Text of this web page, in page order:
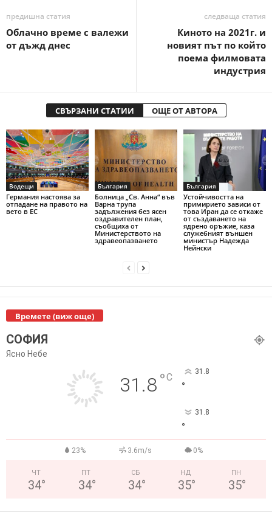
предишна статия
Облачно време с валежи
от дъжд днес
следваща статия
Киното на 2021г. и
новият път по който
поема филмовата
индустрия
СВЪРЗАНИ СТАТИИ ОЩЕ ОТ АВТОРА
Водещи
Германия настоява за
отпадане на правото на
вето в ЕС
България
Болница „Св. Анна“ във
Варна трупа
задължения без ясен
оздравителен план,
съобщиха от
Министерството на
здравеопазването
България
Устойчивостта на
примирието зависи от
това Иран да се откаже
от създаването на
ядрено оръжие, каза
служебният външен
министър Надежда
Нейнски
Времете (виж още)
СОФИЯ
Ясно Небе
31.8°C 31.8
°
31.8
°
23% 3.6m/s 0%
ЧТ
34°
ПТ
34°
СБ
34°
НД
35°
ПН
35°